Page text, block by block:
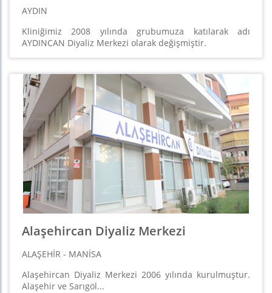
AYDIN
Kliniğimiz 2008 yılında grubumuza katılarak adı
AYDINCAN Diyaliz Merkezi olarak değişmiştir.
Alaşehircan Diyaliz Merkezi
ALAŞEHIR - MANISA
Alaşehircan Diyaliz Merkezi 2006 yılında kurulmuştur.
Alaşehir ve Sarıgöl...